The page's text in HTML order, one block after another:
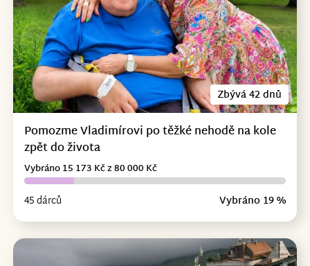
Zbývá 42 dnů
Pomozme Vladimírovi po těžké nehodě na kole
zpět do života
45 dárců Vybráno 19 %
Vybráno 15 173 Kč z 80 000 Kč